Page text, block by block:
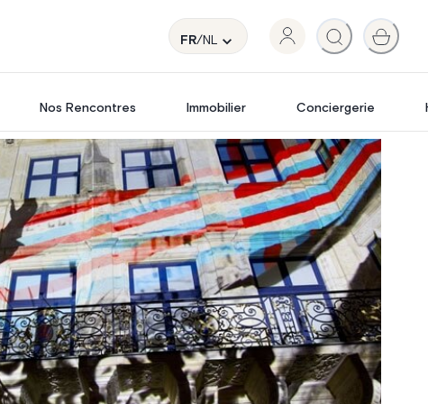
FR/NL
Nos Rencontres Immobilier Conciergerie